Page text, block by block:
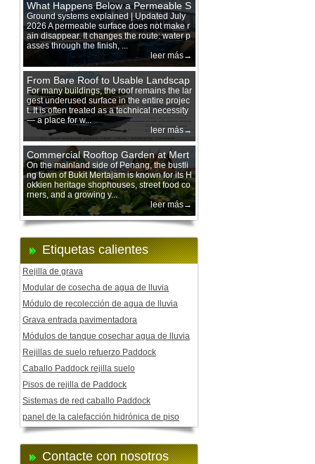
What Happens Below a Permeable S
urface During Heavy Rain?
Ground systems explained | Updated July
2026 A permeable surface does not make r
ain disappear. It changes the route: water p
asses through the finish, ...
leer más→
From Bare Roof to Usable Landscap
e: Designing with 200 mm Green Ro
of Trays
For many buildings, the roof remains the lar
gest underused surface in the entire projec
t. It is often treated as a technical necessity
— a place for w...
leer más→
Commercial Rooftop Garden at Mert
ajam Urban Mall, Penang Mainland
On the mainland side of Penang, the bustli
ng town of Bukit Mertajam is known for its H
okkien heritage shophouses, street food co
rners, and a growing y...
leer más→
Etiquetas calientes
Rejilla de grava
Modular de cosecha de agua de lluvia
Módulo de recolección de agua de lluvia
Grava entrada pavimentadora
Módulos de tanque cosechar agua de lluvia
Rejillas de suelo refuerzo Paddock
Caballo Paddock rejilla suelo
Pisos de rejilla de Paddock
Sistemas de red caballo Paddock
panel de la calefacción hidrónica de piso
Contacte con nosotros